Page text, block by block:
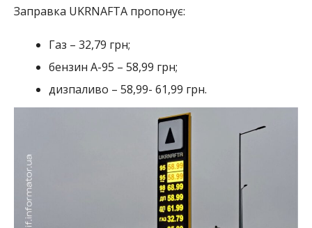
Заправка UKRNAFTA пропонує:
Газ – 32,79 грн;
бензин А-95 – 58,99 грн;
дизпаливо – 58,99- 61,99 грн.